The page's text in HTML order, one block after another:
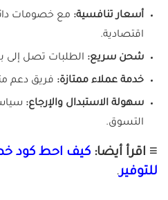
أسعار تنافسية: مع خصومات
اقتصادية.
شحن سريع: الطلبات تصل إلى
خدمة عملاء ممتازة: فريق دعم
سهولة الاستبدال والإرجاع:
التسوق.
≡ اقرأ أيضا: كيف احط كود
للتوفير.